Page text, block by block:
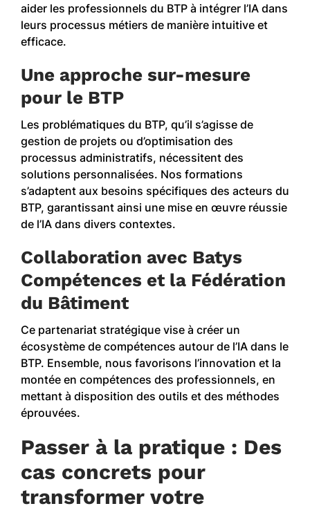
aider les professionnels du BTP à intégrer l’IA dans
leurs processus métiers de manière intuitive et
efficace.
Une approche sur-mesure
pour le BTP
Les problématiques du BTP, qu’il s’agisse de
gestion de projets ou d’optimisation des
processus administratifs, nécessitent des
solutions personnalisées. Nos formations
s’adaptent aux besoins spécifiques des acteurs du
BTP, garantissant ainsi une mise en œuvre réussie
de l’IA dans divers contextes.
Collaboration avec Batys
Compétences et la Fédération
du Bâtiment
Ce partenariat stratégique vise à créer un
écosystème de compétences autour de l’IA dans le
BTP. Ensemble, nous favorisons l’innovation et la
montée en compétences des professionnels, en
mettant à disposition des outils et des méthodes
éprouvées.
Passer à la pratique : Des
cas concrets pour
transformer votre